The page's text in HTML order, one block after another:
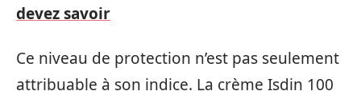
devez savoir
Ce niveau de protection n’est pas seulement
attribuable à son indice. La crème Isdin 100